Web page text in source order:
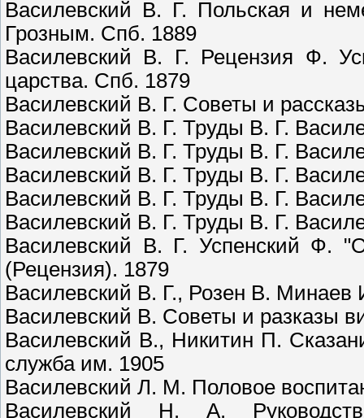
Василевский В. Г. Польская и
Грозным. Спб. 1889
Василевский В. Г. Рецензия Ф.
царства. Спб. 1879
Василевский В. Г. Советы и
Василевский В. Г. Труды В. Г.
Василевский В. Г. Труды В. Г.
Василевский В. Г. Труды В. Г.
Василевский В. Г. Труды В. Г.
Василевский В. Г. Труды В. Г.
Василевский В. Г. Успенский Ф.
(Рецензия). 1879
Василевский В. Г., Розен В. Минаев
Василевский В. Советы и разказы
Василевский В., Никитин П.
служба им. 1905
Василевский Л. М. Половое
Василевский Н. А.